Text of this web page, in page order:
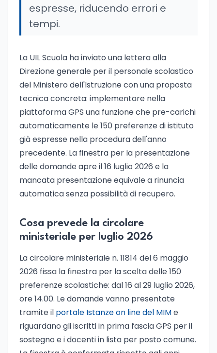
espresse, riducendo errori e
tempi.
La UIL Scuola ha inviato una lettera alla
Direzione generale per il personale scolastico
del Ministero dell'Istruzione con una proposta
tecnica concreta: implementare nella
piattaforma GPS una funzione che pre-carichi
automaticamente le 150 preferenze di istituto
già espresse nella procedura dell'anno
precedente. La finestra per la presentazione
delle domande apre il 16 luglio 2026 e la
mancata presentazione equivale a rinuncia
automatica senza possibilità di recupero.
Cosa prevede la circolare
ministeriale per luglio 2026
La circolare ministeriale n. 11814 del 6 maggio
2026 fissa la finestra per la scelta delle 150
preferenze scolastiche: dal 16 al 29 luglio 2026,
ore 14.00. Le domande vanno presentate
tramite il portale Istanze on line del MIMe
riguardano gli iscritti in prima fascia GPS per il
sostegno e i docenti in lista per posto comune.